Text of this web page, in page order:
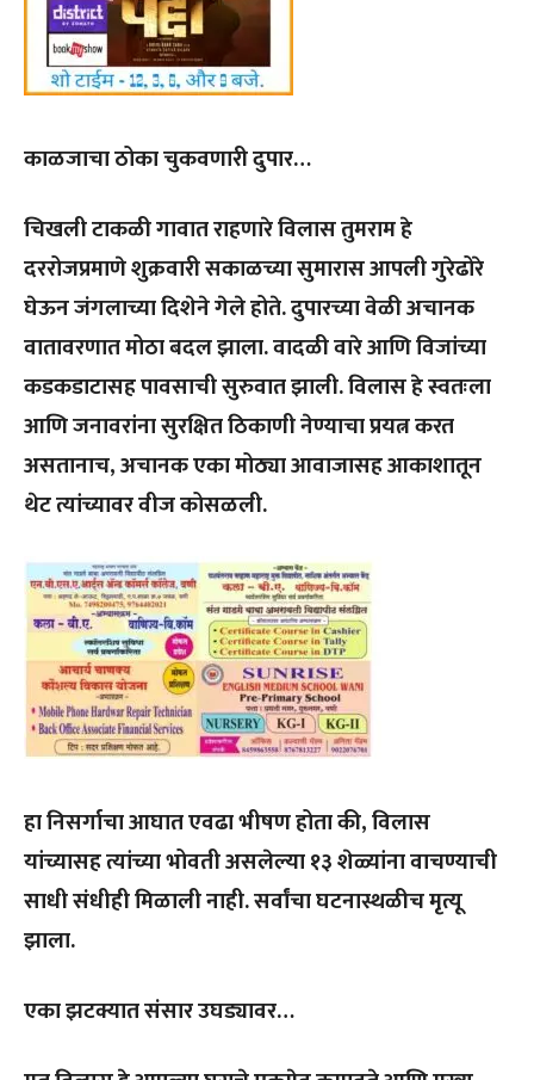
काळजाचा ठोका चुकवणारी दुपार…
चिखली टाकळी गावात राहणारे विलास तुमराम हे
दररोजप्रमाणे शुक्रवारी सकाळच्या सुमारास आपली गुरेढोरे
घेऊन जंगलाच्या दिशेने गेले होते. दुपारच्या वेळी अचानक
वातावरणात मोठा बदल झाला. वादळी वारे आणि विजांच्या
कडकडाटासह पावसाची सुरुवात झाली. विलास हे स्वतःला
आणि जनावरांना सुरक्षित ठिकाणी नेण्याचा प्रयत्न करत
असतानाच, अचानक एका मोठ्या आवाजासह आकाशातून
थेट त्यांच्यावर वीज कोसळली.
हा निसर्गाचा आघात एवढा भीषण होता की, विलास
यांच्यासह त्यांच्या भोवती असलेल्या १३ शेळ्यांना वाचण्याची
साधी संधीही मिळाली नाही. सर्वांचा घटनास्थळीच मृत्यू
झाला.
एका झटक्यात संसार उघड्यावर…